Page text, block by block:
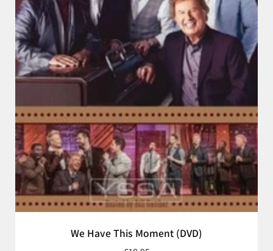
We Have This Moment (DVD)